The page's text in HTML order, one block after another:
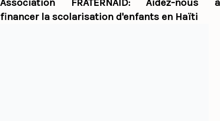
Association FRATERNAID: Aidez-nous à
financer la scolarisation d'enfants en Haïti